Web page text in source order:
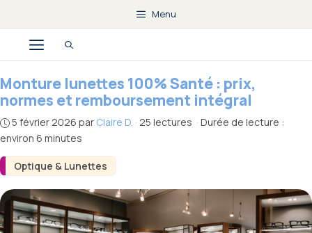
au
contenu
Menu
Menu
Optique & Lunettes
Monture lunettes 100% Santé : prix,
normes et remboursement intégral
5 février 2026 par Claire D. · 25 lectures · Durée de lecture :
environ 6 minutes